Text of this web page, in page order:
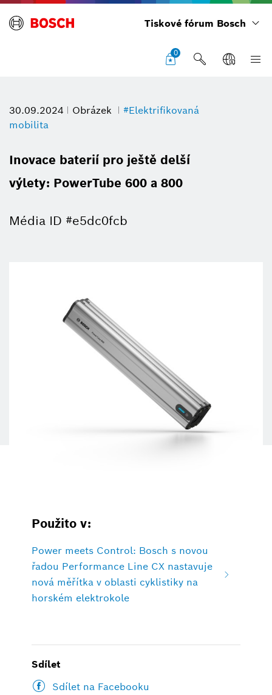
Tiskové fórum Bosch
0
30.09.2024 Obrázek
#Elektrifikovaná
mobilita
Inovace baterií pro ještě delší
výlety: PowerTube 600 a 800
Média ID #e5dc0fcb
Použito v:
Power meets Control: Bosch s novou
řadou Performance Line CX nastavuje
nová měřítka v oblasti cyklistiky na
horském elektrokole
Sdílet
Sdílet na Facebooku